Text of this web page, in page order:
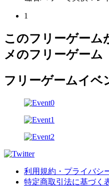
1
このフリーゲーム
メのフリーゲーム
フリーゲームイベ
利用規約・プライバシ
特定商取引法に基づく